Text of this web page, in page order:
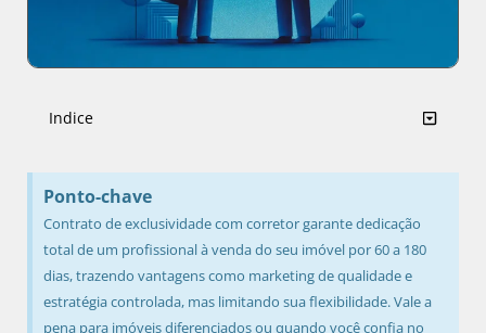
Indice
Ponto-chave
Contrato de exclusividade com corretor garante dedicação
total de um profissional à venda do seu imóvel por 60 a 180
dias, trazendo vantagens como marketing de qualidade e
estratégia controlada, mas limitando sua flexibilidade. Vale a
pena para imóveis diferenciados ou quando você confia no